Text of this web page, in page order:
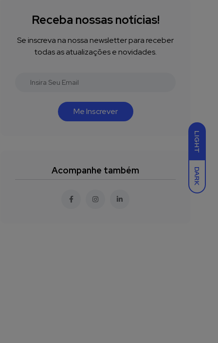
LIGHT
DARK
Receba nossas notícias!
Se inscreva na nossa newsletter para receber
todas as atualizações e novidades.
Me Inscrever
Acompanhe também